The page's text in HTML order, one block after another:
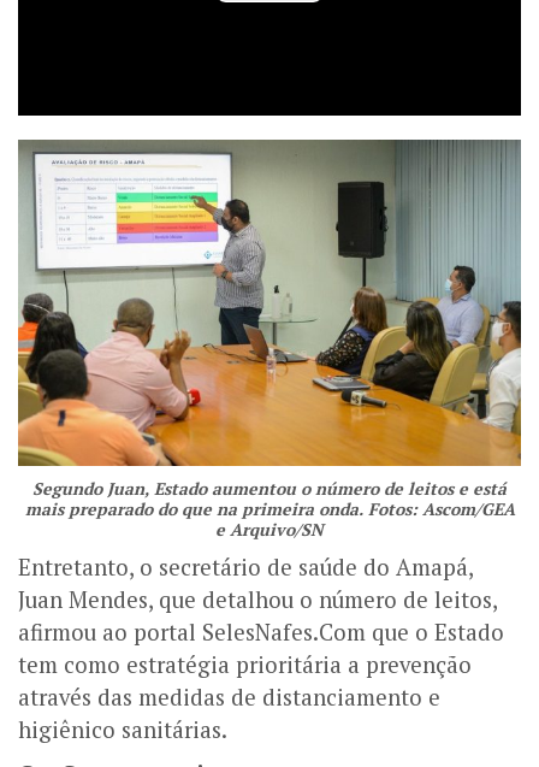
Segundo Juan, Estado aumentou o número de leitos e está
mais preparado do que na primeira onda. Fotos: Ascom/GEA
e Arquivo/SN
Entretanto, o secretário de saúde do Amapá,
Juan Mendes, que detalhou o número de leitos,
afirmou ao portal SelesNafes.Com que o Estado
tem como estratégia prioritária a prevenção
através das medidas de distanciamento e
higiênico sanitárias.